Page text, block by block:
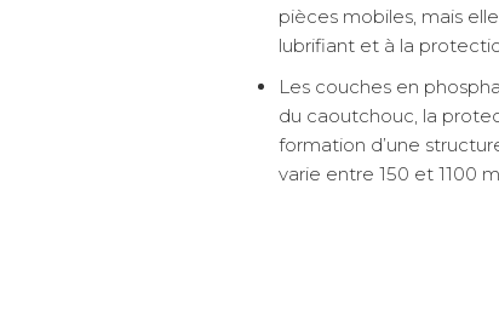
pièces mobiles, mais
lubrifiant et à la
Les couches en
du caoutchouc, la
formation d’une
varie entre 150 et 1100